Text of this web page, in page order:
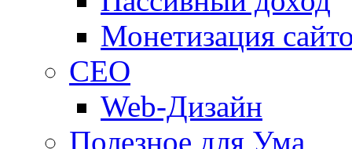
Монетизация
СЕО
Web-Дизайн
Полезное для Ума